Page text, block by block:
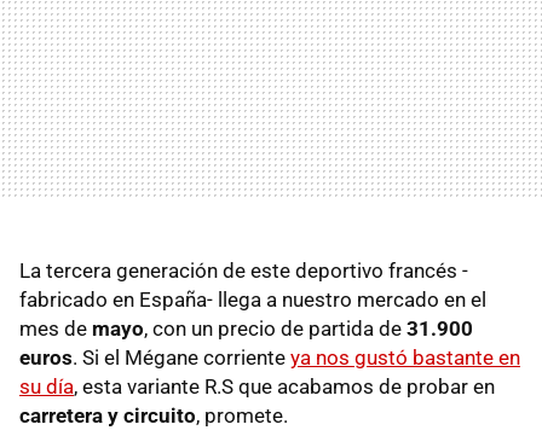
La tercera generación de este deportivo francés -
fabricado en España- llega a nuestro mercado en el
mes de mayo, con un precio de partida de 31.900
euros. Si el Mégane corriente ya nos gustó bastante en
su día, esta variante R.S que acabamos de probar en
carretera y circuito, promete.